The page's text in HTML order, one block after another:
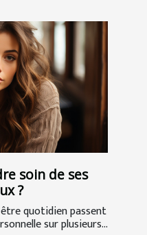
soin de ses
?
quotidien passent
sur plusieurs...